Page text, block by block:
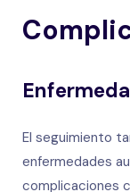
El seguimiento
enfermedades
complicaciones